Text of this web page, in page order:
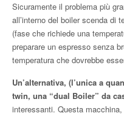
Sicuramente il problema più
all’interno del boiler scenda di
(fase che richiede una
preparare un espresso senza
temperatura che dovrebbe
Un’alternativa, (l’unica a
twin, una “dual Boiler” da
interessanti. Questa